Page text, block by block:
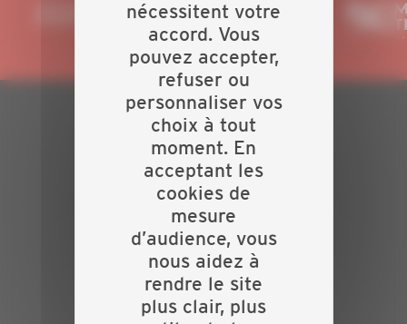
PLAN DU SITE
Actualités
Evénements
Présentation
Nos batailles
Nos services
Contact
INFORMATIONS
nécessitent votre
accord. Vous
pouvez accepter,
refuser ou
personnaliser vos
choix à tout
moment. En
acceptant les
cookies de
mesure
d’audience, vous
nous aidez à
rendre le site
plus clair, plus